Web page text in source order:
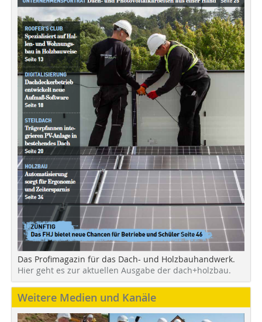
Das Profimagazin für das Dach- und Holzbauhandwerk.
Hier geht es zur aktuellen Ausgabe der dach+holzbau.
Weitere Medien und Kanäle